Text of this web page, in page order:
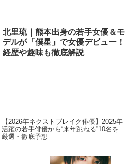
北里琉｜熊本出身の若手女優＆モ
デルが「僕星」で女優デビュー！
経歴や趣味も徹底解説
【2026年ネクストブレイク俳優】2025年
活躍の若手俳優から“来年跳ねる”10名を
厳選・徹底予想